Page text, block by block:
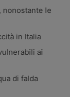
nonostante le
in Italia
ai
di falda